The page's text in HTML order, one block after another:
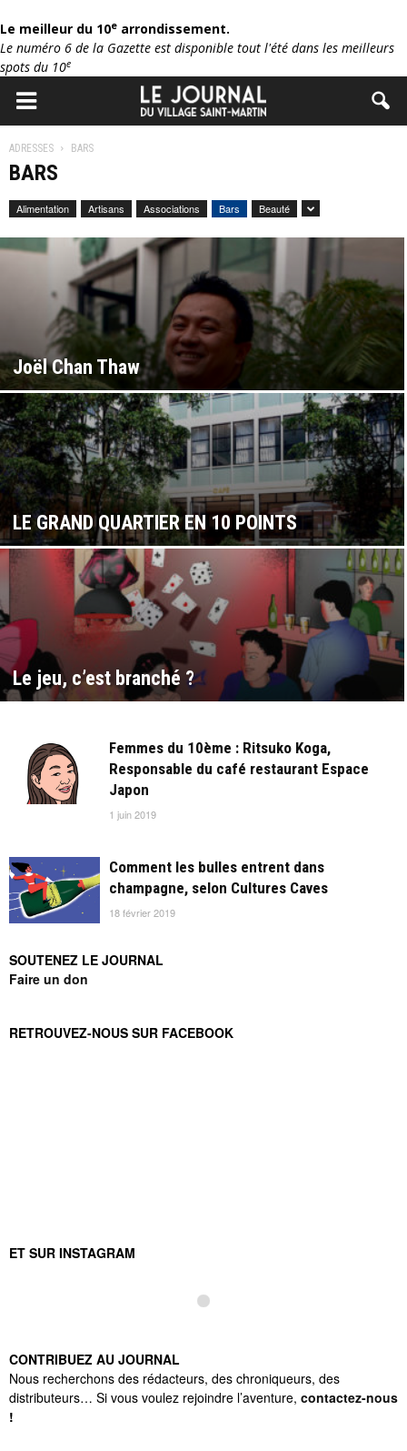
Le meilleur du 10e arrondissement.
Le numéro 6 de la Gazette est disponible tout l'été dans les meilleurs
spots du 10e
ADRESSES BARS
BARS
Alimentation Artisans Associations Bars Beauté
Joël Chan Thaw
LE GRAND QUARTIER EN 10 POINTS
Le jeu, c’est branché ?
Femmes du 10ème : Ritsuko Koga,
Responsable du café restaurant Espace
Japon
1 juin 2019
Comment les bulles entrent dans
champagne, selon Cultures Caves
18 février 2019
SOUTENEZ LE JOURNAL
Faire un don
RETROUVEZ-NOUS SUR FACEBOOK
ET SUR INSTAGRAM
CONTRIBUEZ AU JOURNAL
Nous recherchons des rédacteurs, des chroniqueurs, des
distributeurs… Si vous voulez rejoindre l’aventure, contactez-nous
!